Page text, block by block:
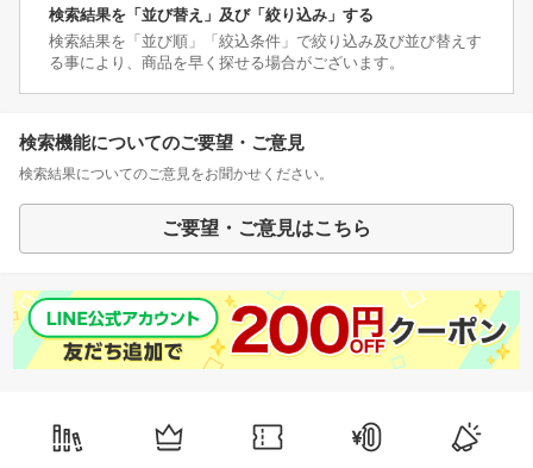
検索結果を「並び替え」及び「絞り込み」する
検索結果を「並び順」「絞込条件」で絞り込み及び並び替えす
る事により、商品を早く探せる場合がございます。
検索機能についてのご要望・ご意見
検索結果についてのご意見をお聞かせください。
ご要望・ご意見はこちら